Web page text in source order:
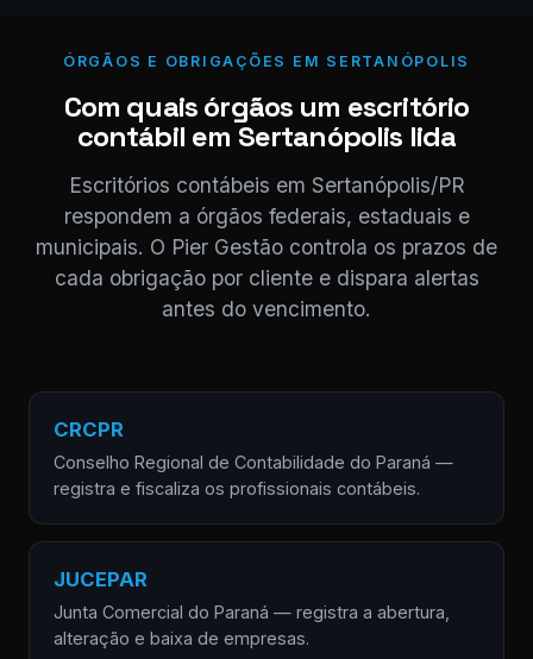
ÓRGÃOS E OBRIGAÇÕES EM SERTANÓPOLIS
Com quais órgãos um escritório
contábil em Sertanópolis lida
Escritórios contábeis em Sertanópolis/PR
respondem a órgãos federais, estaduais e
municipais. O Pier Gestão controla os prazos de
cada obrigação por cliente e dispara alertas
antes do vencimento.
CRCPR
Conselho Regional de Contabilidade do Paraná —
registra e fiscaliza os profissionais contábeis.
JUCEPAR
Junta Comercial do Paraná — registra a abertura,
alteração e baixa de empresas.